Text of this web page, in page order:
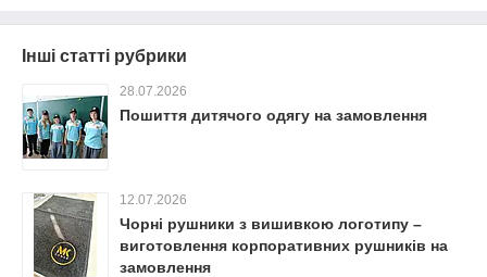
Інші статті рубрики
28.07.2026
Пошиття дитячого одягу на замовлення
12.07.2026
Чорні рушники з вишивкою логотипу –
виготовлення корпоративних рушників на
замовлення